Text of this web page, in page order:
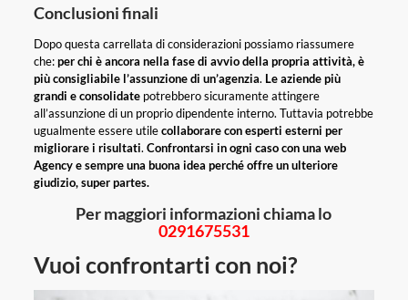
Conclusioni finali
Dopo questa carrellata di considerazioni possiamo riassumere
che:per chi è ancora nella fase di avvio della propria attività, è
più consigliabile l’assunzione di un’agenzia. Le aziende più
grandi e consolidatepotrebbero sicuramente attingere
all’assunzione di un proprio dipendente interno. Tuttavia potrebbe
ugualmente essere utilecollaborare con esperti esterni per
migliorare i risultati. Confrontarsi in ogni caso con una web
Agency e sempre una buona idea perché offre un ulteriore
giudizio, super partes.
Per maggiori informazioni chiama lo
0291675531
Vuoi confrontarti con noi?